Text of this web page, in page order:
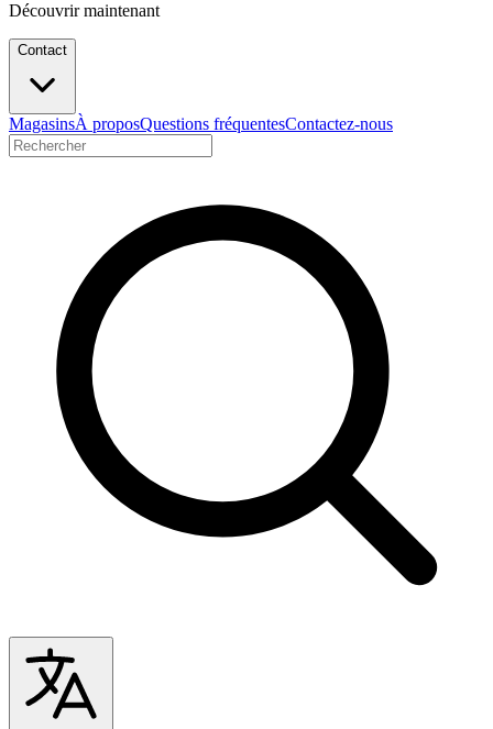
Découvrir maintenant
Contact
MagasinsÀ proposQuestions fréquentesContactez-nous